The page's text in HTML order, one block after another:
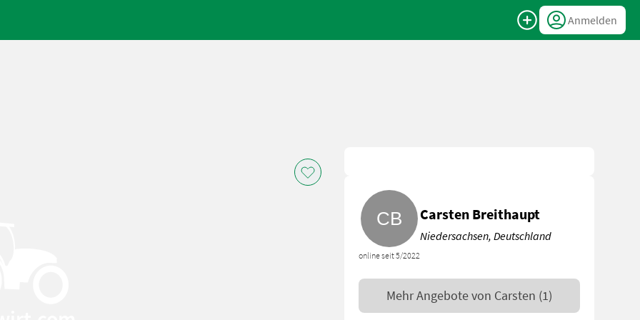
Anmelden
online seit 5/2022
Carsten Breithaupt
Niedersachsen, Deutschland
Mehr Angebote von Carsten (1)